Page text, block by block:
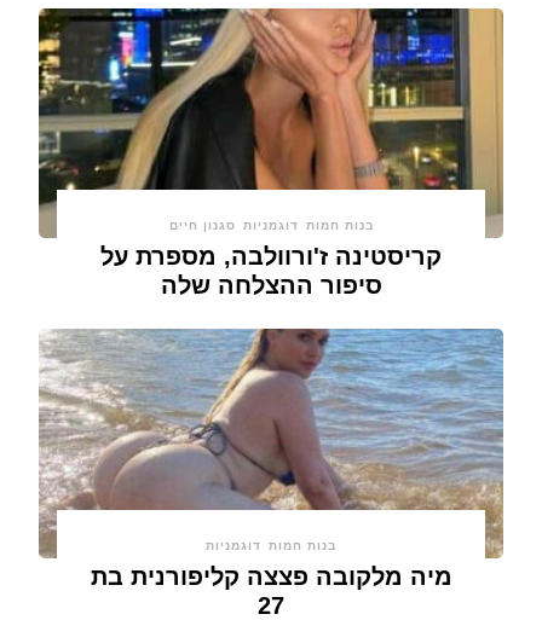
בנות חמות דוגמניות סגנון חיים
קריסטינה ז'ורוולבה, מספרת על
סיפור ההצלחה שלה
בנות חמות דוגמניות
מיה מלקובה פצצה קליפורנית בת
27